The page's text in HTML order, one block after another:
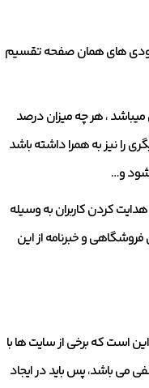
ورودی های همان صفحه تقسیم
، هر چه میزان درصد
را نیز به همرا داشته باشد
شود و…
کردن کاربران به وسیله
و خبرنامه از این
است که برخی از سایت ها با
می باشد، پس باید در ایجاد